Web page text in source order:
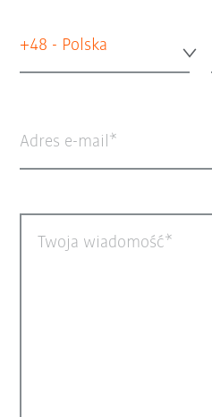
+48 - Polska
Adres e-mail
Twoja wiadomość